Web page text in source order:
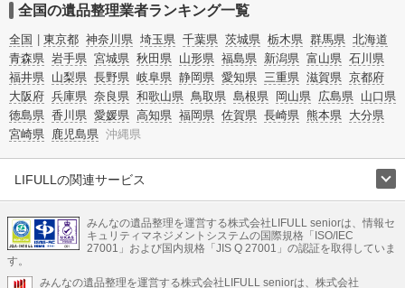
全国の遺品整理業者ランキング一覧
全国 東京都 神奈川県 埼玉県 千葉県 茨城県 栃木県 群馬県 北海道
青森県 岩手県 宮城県 秋田県 山形県 福島県 新潟県 富山県 石川県
福井県 山梨県 長野県 岐阜県 静岡県 愛知県 三重県 滋賀県 京都府
大阪府 兵庫県 奈良県 和歌山県 鳥取県 島根県 岡山県 広島県 山口県
徳島県 香川県 愛媛県 高知県 福岡県 佐賀県 長崎県 熊本県 大分県
宮崎県 鹿児島県 沖縄県
LIFULLの関連サービス
不動産・住宅
引越し 老人ホーム 地方創生 ママの就労支援
不動産クラウドファンディング 遺品整理 老後の暮らし情報
みんなの遺品整理を運営する株式会社LIFULL seniorは、情報セ
キュリティマネジメントシステムの国際規格「ISO/IEC
27001」および国内規格「JIS Q 27001」の認証を取得していま
す。
みんなの遺品整理を運営する株式会社LIFULL seniorは、株式会社